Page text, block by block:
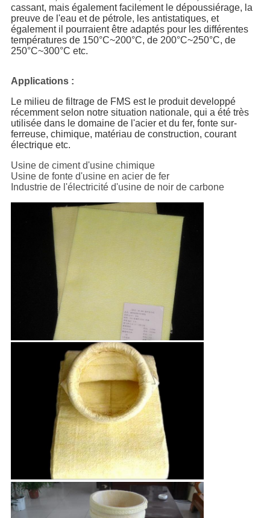
cassant, mais également facilement le dépoussiérage, la
preuve de l'eau et de pétrole, les antistatiques, et
également il pourraient être adaptés pour les différentes
températures de 150°C~200°C, de 200°C~250°C, de
250°C~300°C etc.
Applications :
Le milieu de filtrage de FMS est le produit developpé
récemment selon notre situation nationale, qui a été très
utilisée dans le domaine de l'acier et du fer, fonte sur-
ferreuse, chimique, matériau de construction, courant
électrique etc.
Usine de ciment d'usine chimique
Usine de fonte d'usine en acier de fer
Industrie de l'électricité d'usine de noir de carbone